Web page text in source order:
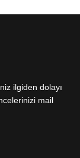
ilgiden dolayı
mail